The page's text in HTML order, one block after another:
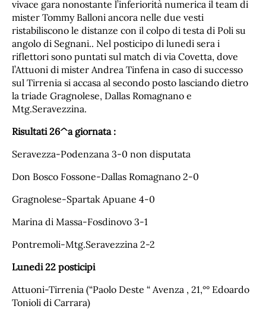
vivace gara nonostante l’inferiorità numerica il team di
mister Tommy Balloni ancora nelle due vesti
ristabiliscono le distanze con il colpo di testa di Poli su
angolo di Segnani.. Nel posticipo di lunedi sera i
riflettori sono puntati sul match di via Covetta, dove
l’Attuoni di mister Andrea Tinfena in caso di successo
sul Tirrenia si accasa al secondo posto lasciando dietro
la triade Gragnolese, Dallas Romagnano e
Mtg.Seravezzina.
Risultati 26^a giornata :
Seravezza-Podenzana 3-0 non disputata
Don Bosco Fossone-Dallas Romagnano 2-0
Gragnolese-Spartak Apuane 4-0
Marina di Massa-Fosdinovo 3-1
Pontremoli-Mtg.Seravezzina 2-2
Lunedi 22 posticipi
Attuoni-Tirrenia (“Paolo Deste “ Avenza , 21,°° Edoardo
Tonioli di Carrara)